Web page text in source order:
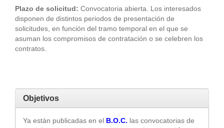
Plazo de solicitud: Convocatoria abierta. Los interesados
disponen de distintos periodos de presentación de
solicitudes, en función del tramo temporal en el que se
asuman los compromisos de contratación o se celebren los
contratos.
Objetivos
Ya están publicadas en el B.O.C. las convocatorias de